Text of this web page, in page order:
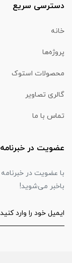
دسترسی سریع
خانه
پروژه‌ها
محصولات استوک
گالری تصاویر
تماس با ما
عضویت در خبرنامه
با عضویت در
باخبر می‌شوید!